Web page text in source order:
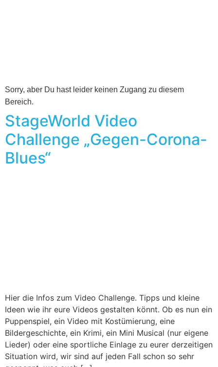
Sorry, aber Du hast leider keinen Zugang zu diesem
Bereich.
StageWorld Video
Challenge „Gegen-Corona-
Blues“
Hier die Infos zum Video Challenge. Tipps und kleine
Ideen wie ihr eure Videos gestalten könnt. Ob es nun ein
Puppenspiel, ein Video mit Kostümierung, eine
Bildergeschichte, ein Krimi, ein Mini Musical (nur eigene
Lieder) oder eine sportliche Einlage zu eurer derzeitigen
Situation wird, wir sind auf jeden Fall schon so sehr